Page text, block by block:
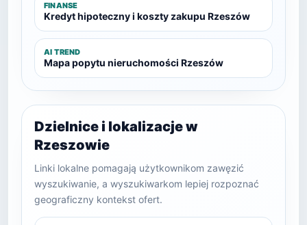
FINANSE
Kredyt hipoteczny i koszty zakupu Rzeszów
AI TREND
Mapa popytu nieruchomości Rzeszów
Dzielnice i lokalizacje w
Rzeszowie
Linki lokalne pomagają użytkownikom zawęzić
wyszukiwanie, a wyszukiwarkom lepiej rozpoznać
geograficzny kontekst ofert.